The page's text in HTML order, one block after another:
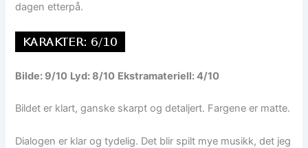
dagen etterpå.
Bilde: 9/10 Lyd: 8/10 Ekstramateriell: 4/10
Bildet er klart, ganske skarpt og detaljert. Fargene er matte.
Dialogen er klar og tydelig. Det blir spilt mye musikk, det jeg